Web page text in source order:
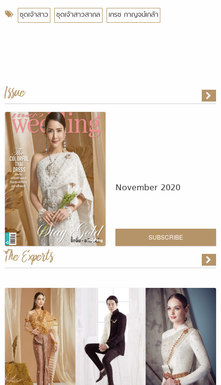
ชุดเจ้าสาว ชุดเจ้าสาวสากล เกรซ กาญจน์เกล้า
Issue
November 2020
SUBSCRIBE
The Experts